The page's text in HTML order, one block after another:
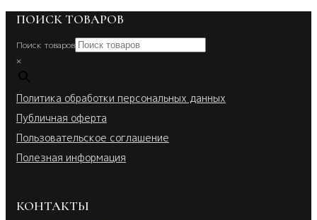
ПОИСК ТОВАРОВ
Поиск товаров
×
Политика обработки персональных данных
Публичная оферта
Пользовательское соглашение
Полезная информация
КОНТАКТЫ